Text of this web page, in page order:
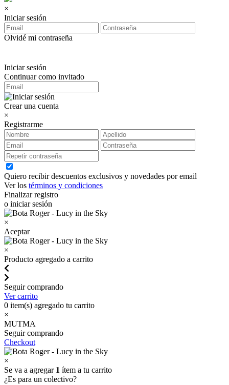
×
Iniciar sesión
Olvidé mi contraseña
Iniciar sesión
Continuar como invitado
Crear una cuenta
×
Registrarme
Quiero recibir descuentos exclusivos y novedades por email
Ver los términos y condiciones
Finalizar registro
o iniciar sesión
×
Aceptar
×
Producto agregado a carrito
Seguir comprando
Ver carrito
0 item(s) agregado tu carrito
×
MUTMA
Seguir comprando
Checkout
×
Se va a agregar 1 ítem a tu carrito
¿Es para un colectivo?